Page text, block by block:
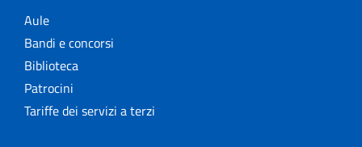
Aule
Bandi e concorsi
Biblioteca
Patrocini
Tariffe dei servizi a terzi